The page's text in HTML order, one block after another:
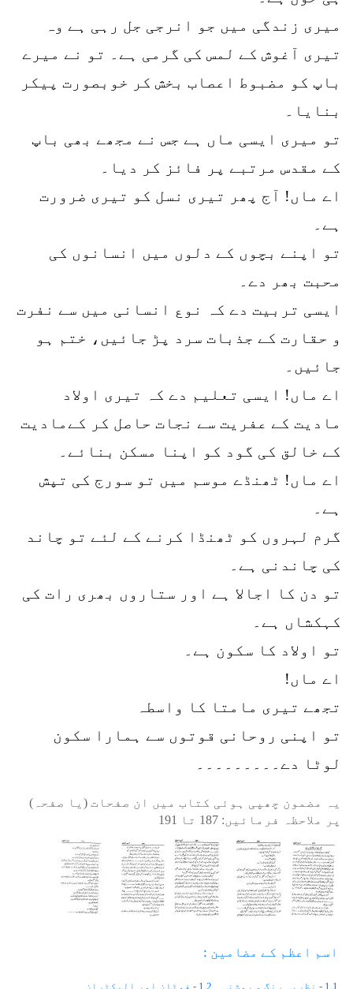
میری زندگی میں جو انرجی جل رہی ہے وہ
تیری آغوش کے لمس کی گرمی ہے۔ تو نے میرے
باپ کو مضبوط اعصاب بخش کر خوبصورت پیکر
بنایا۔
تو میری ایسی ماں ہے جس نے مجھے بھی باپ
کے مقدس مرتبے پر فائز کر دیا۔
اے ماں! آج پھر تیری نسل کو تیری ضرورت
ہے۔
تو اپنے بچوں کے دلوں میں انسانوں کی
محبت بھر دے۔
ایسی تربیت دے کہ نوع انسانی میں سے نفرت
و حقارت کے جذبات سرد پڑ جائیں، ختم ہو
جائیں۔
اے ماں! ایسی تعلیم دے کہ تیری اولاد
مادیت کے عفریت سے نجات حاصل کر کےمادیت
کے خالق کی گود کو اپنا مسکن بنائے۔
اے ماں! ٹھنڈے موسم میں تو سورج کی تپش
ہے۔
گرم لہروں کو ٹھنڈا کرنے کے لئے تو چاند
کی چاندنی ہے۔
تو دن کا اجالا ہے اور ستاروں بھری رات کی
کہکشاں ہے۔
تو اولاد کا سکون ہے۔
اے ماں!
تجھے تیری مامتا کا واسطہ
تو اپنی روحانی قوتوں سے ہمارا سکون
لوٹا دے۔۔۔۔۔۔۔۔۔
یہ مضمون چھپی ہوئی کتاب میں ان صفحات (یا صفحہ)
پر ملاحظہ فرمائیں: 187 تا 191
اسم اعظم کے مضامین :
1.1 - نظریہ رنگ و روشنی
1.2 - فوٹان اور الیکٹران